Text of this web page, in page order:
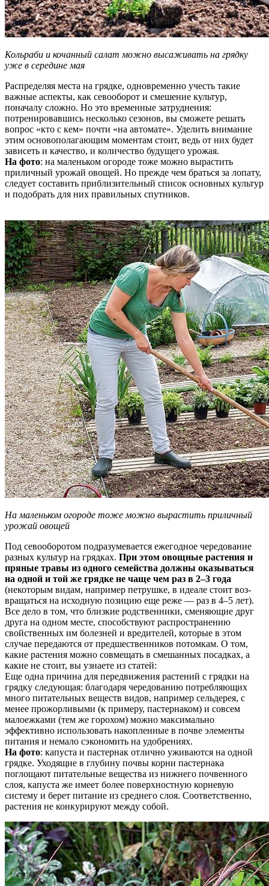
Кольраби и кочанный салат можно высаживать на грядку
уже в середине мая
Распределяя места на грядке, одновременно учесть такие
важные аспекты, как севооборот и смешение культур,
поначалу сложно. Но это временные затруднения:
потренировавшись несколько сезонов, вы сможете решать
вопрос «кто с кем» почти «на автомате». Уделить внимание
этим основополагающим моментам стоит, ведь от них будет
зависеть и качество, и количество будущего урожая.
На фото: на маленьком огороде тоже можно вырастить
приличный урожай овощей. Но прежде чем браться за лопату,
следует составить приблизительный список основных культур
и подобрать для них правильных спутников.
На маленьком огороде тоже можно вырастить приличный
урожай овощей
Под севооборотом подразумевается ежегодное чередование
разных культур на грядках. При этом овощные растения и
пряные травы из одного семейства должны оказываться
на одной и той же грядке не чаще чем раз в 2–3 года
(некоторым видам, например петрушке, в идеале стоит воз-
вращаться на исходную позицию еще реже — раз в 4–5 лет).
Все дело в том, что близкие родственники, сменяющие друг
друга на одном месте, способствуют распространению
свойственных им болезней и вредителей, которые в этом
случае передаются от предшественников потомкам. О том,
какие растения можно совмещать в смешанных посадках, а
какие не стоит, вы узнаете из статей:
Еще одна причина для передвижения растений с грядки на
грядку следующая: благодаря чередованию потребляющих
много питательных веществ видов, например сельдерея, с
менее прожорливыми (к примеру, пастернаком) и совсем
малоежками (тем же горохом) можно максимально
эффективно использовать накопленные в почве элементы
питания и немало сэкономить на удобрениях.
На фото: капуста и пастернак отлично уживаются на одной
грядке. Уходящие в глубину почвы корни пастернака
поглощают питательные вещества из нижнего почвенного
слоя, капуста же имеет более поверхностную корневую
систему и берет питание из среднего слоя. Соответственно,
растения не конкурируют между собой.